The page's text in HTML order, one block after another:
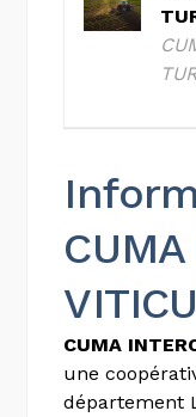
CUMA
une
département